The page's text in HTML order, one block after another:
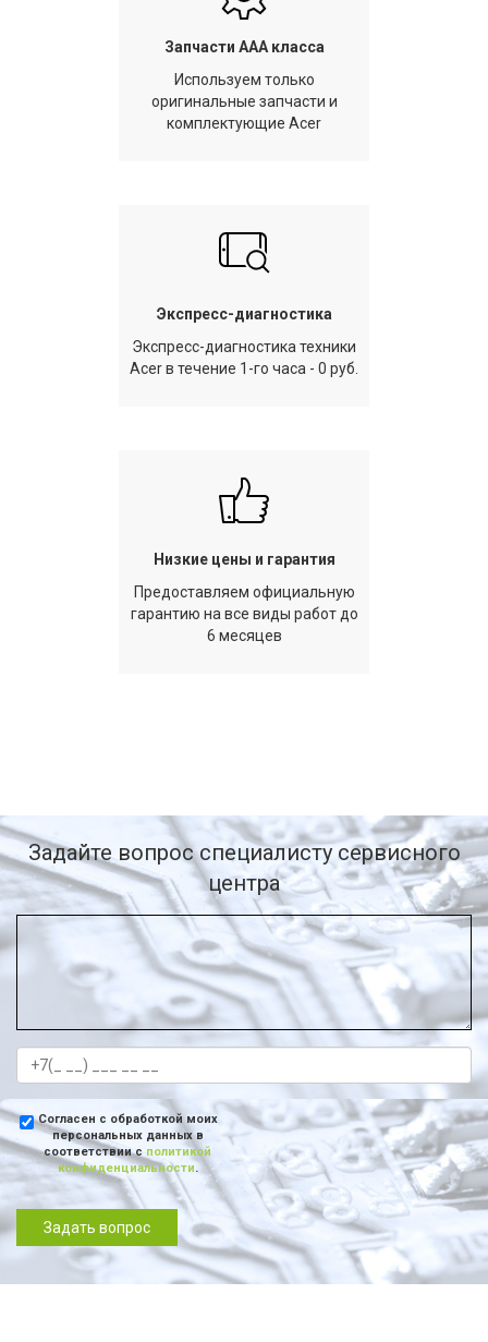
Запчасти AAA класса
Используем только
оригинальные запчасти и
комплектующие Acer
Экспресс-диагностика
Экспресс-диагностика техники
Acer в течение 1-го часа - 0 руб.
Низкие цены и гарантия
Предоставляем официальную
гарантию на все виды работ до
6 месяцев
Задайте вопрос специалисту сервисного
центра
Согласен с обработкой моих
персональных данных в
соответствии с политикой
конфиденциальности.
Задать вопрос